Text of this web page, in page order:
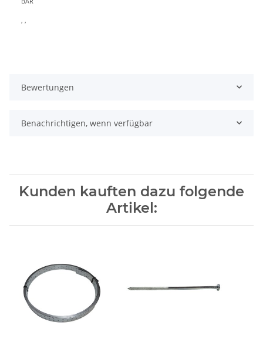
Bewertungen
Benachrichtigen, wenn verfügbar
Kunden kauften dazu folgende
Artikel: